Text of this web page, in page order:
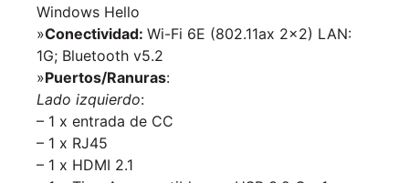
Windows Hello
»Conectividad: Wi-Fi 6E (802.11ax 2×2) LAN:
1G; Bluetooth v5.2
»Puertos/Ranuras:
Lado izquierdo:
– 1 x entrada de CC
– 1 x RJ45
– 1 x HDMI 2.1